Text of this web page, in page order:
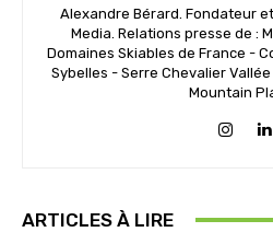
Alexandre Bérard. Fondateur
Media. Relations presse de :
Domaines Skiables de France -
Sybelles - Serre Chevalier
Mountain
ARTICLES À LIRE